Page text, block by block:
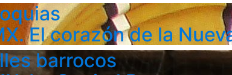
El corazón de la
barrocos